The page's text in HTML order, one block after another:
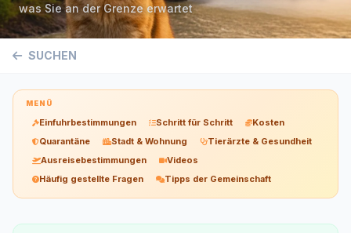
was Sie an der Grenze erwartet
SUCHEN
MENÜ
Einfuhrbestimmungen Schritt für Schritt
Kosten
Quarantäne
Stadt & Wohnung
Tierärzte & Gesundheit
Ausreisebestimmungen
Videos
Häufig gestellte Fragen
Tipps der Gemeinschaft